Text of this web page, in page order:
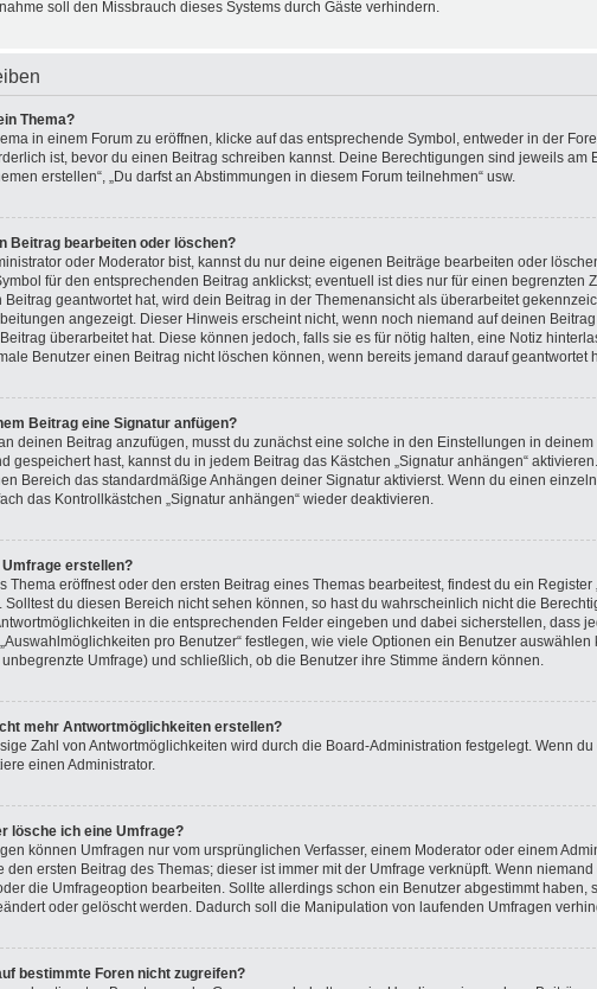
soll den Missbrauch dieses Systems durch Gäste verhindern.
Thema?
in einem Forum zu eröffnen, klicke auf das entsprechende Symbol, entweder in der
ist, bevor du einen Beitrag schreiben kannst. Deine Berechtigungen sind jeweils am
erstellen“, „Du darfst an Abstimmungen in diesem Forum teilnehmen“ usw.
Beitrag bearbeiten oder löschen?
oder Moderator bist, kannst du nur deine eigenen Beiträge bearbeiten oder
für den entsprechenden Beitrag anklickst; eventuell ist dies nur für einen
geantwortet hat, wird dein Beitrag in der Themenansicht als überarbeitet
angezeigt. Dieser Hinweis erscheint nicht, wenn noch niemand auf deinen
überarbeitet hat. Diese können jedoch, falls sie es für nötig halten, eine Notiz
Benutzer einen Beitrag nicht löschen können, wenn bereits jemand darauf geantwortet
Beitrag eine Signatur anfügen?
deinen Beitrag anzufügen, musst du zunächst eine solche in den Einstellungen in
gespeichert hast, kannst du in jedem Beitrag das Kästchen „Signatur anhängen“
Bereich das standardmäßige Anhängen deiner Signatur aktivierst. Wenn du einen
das Kontrollkästchen „Signatur anhängen“ wieder deaktivieren.
erstellen?
Thema eröffnest oder den ersten Beitrag eines Themas bearbeitest, findest du ein
Solltest du diesen Bereich nicht sehen können, so hast du wahrscheinlich nicht die
in die entsprechenden Felder eingeben und dabei sicherstellen, dass
pro Benutzer“ festlegen, wie viele Optionen ein Benutzer
Umfrage) und schließlich, ob die Benutzer ihre Stimme ändern können.
mehr Antwortmöglichkeiten erstellen?
Zahl von Antwortmöglichkeiten wird durch die Board-Administration festgelegt. Wenn
einen Administrator.
lösche ich eine Umfrage?
können Umfragen nur vom ursprünglichen Verfasser, einem Moderator oder einem
den ersten Beitrag des Themas; dieser ist immer mit der Umfrage verknüpft. Wenn
die Umfrageoption bearbeiten. Sollte allerdings schon ein Benutzer abgestimmt
oder gelöscht werden. Dadurch soll die Manipulation von laufenden Umfragen
bestimmte Foren nicht zugreifen?